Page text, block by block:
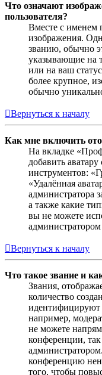
Что означают
пользователя?
Вместе с именем
изображения.
званию, обычно
указывающие на
или на ваш
более крупное,
обычно
Вернуться к началу
Как мне включить
На вкладке
добавить
инструментов:
«Удалённая
администратора
а также какие
вы не можете
Вернуться к началу
Что такое звание и
Звания,
количество
идентифицируют
например,
не можете
конференции,
конференцию
того, чтобы